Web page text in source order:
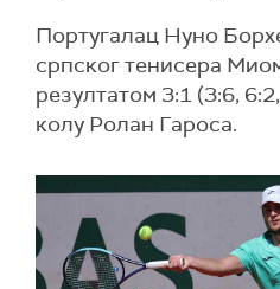
Португалац Нуно
српског тенисера
резултатом 3:1 (3:6,
колу Ролан Гароса.